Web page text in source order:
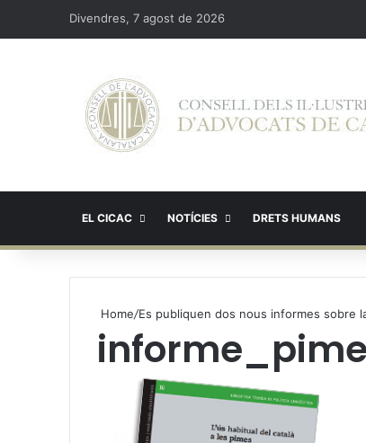
Divendres, 7 agost de 2026
EL CICAC NOTÍCIES DRETS HUMANS
Home/Es publiquen dos nous informes sobre